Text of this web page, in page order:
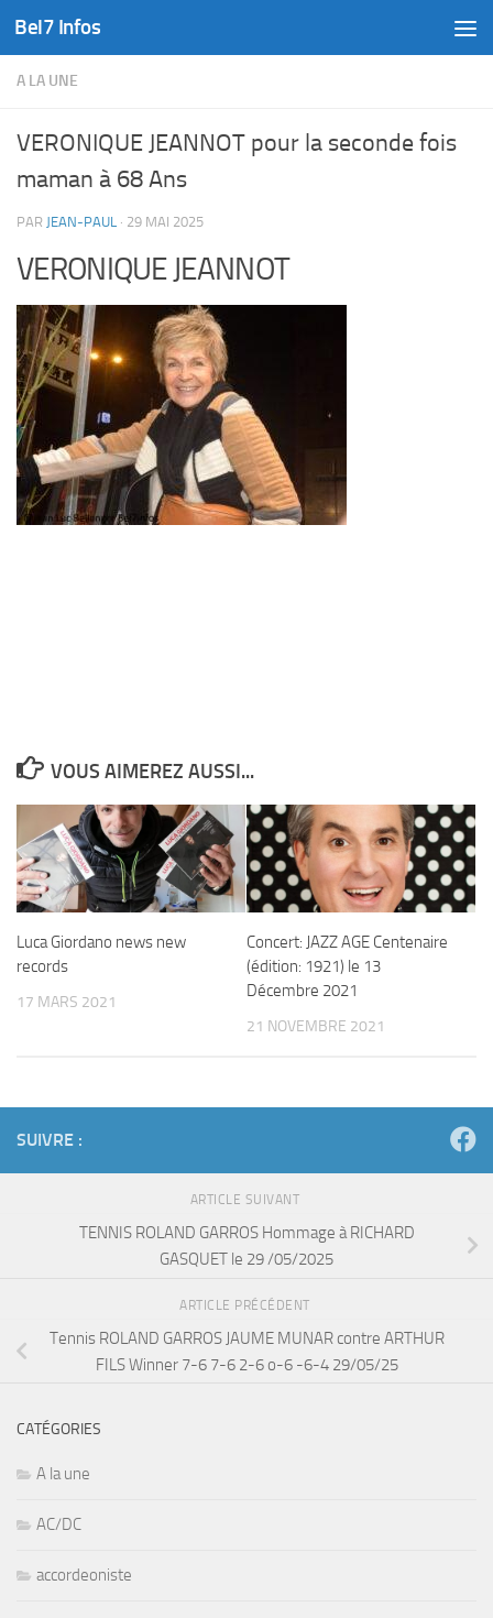
Skip to content
Bel7 Infos
A LA UNE
VERONIQUE JEANNOT pour la seconde fois
maman à 68 Ans
PAR JEAN-PAUL · 29 MAI 2025
VERONIQUE JEANNOT
VOUS AIMEREZ AUSSI...
Luca Giordano news new
records
17 MARS 2021
Concert: JAZZ AGE Centenaire
(édition: 1921) le 13
Décembre 2021
21 NOVEMBRE 2021
SUIVRE :
ARTICLE SUIVANT
TENNIS ROLAND GARROS Hommage à RICHARD
GASQUET le 29 /05/2025
ARTICLE PRÉCÉDENT
Tennis ROLAND GARROS JAUME MUNAR contre ARTHUR
FILS Winner 7-6 7-6 2-6 o-6 -6-4 29/05/25
CATÉGORIES
A la une
AC/DC
accordeoniste